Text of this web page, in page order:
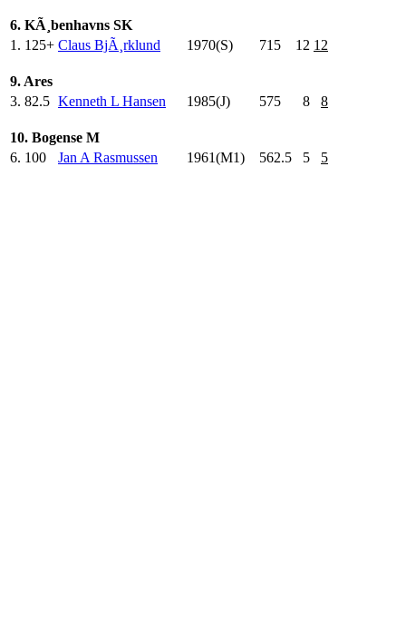
6. KÃ¸benhavns SK
1. 125+ Claus BjÃ¸rklund 1970(S) 715 12 12
9. Ares
3. 82.5 Kenneth L Hansen 1985(J) 575 8 8
10. Bogense M
6. 100 Jan A Rasmussen 1961(M1) 562.5 5 5